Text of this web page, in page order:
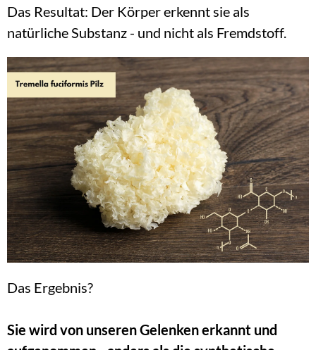
Das Resultat: Der Körper erkennt sie als
natürliche Substanz - und nicht als Fremdstoff.
Das Ergebnis?
Sie wird von unseren Gelenken erkannt und